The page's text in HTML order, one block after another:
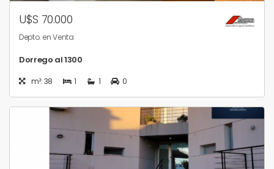
U$S 70.000
Depto. en Venta
Dorrego al 1300
m²: 38 1 1 0